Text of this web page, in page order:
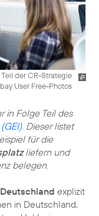
der CR-Strategie
User Free-Photos
in Folge Teil des
. Dieser listet
für die
liefern und
belegen.
explizit
in Deutschland,